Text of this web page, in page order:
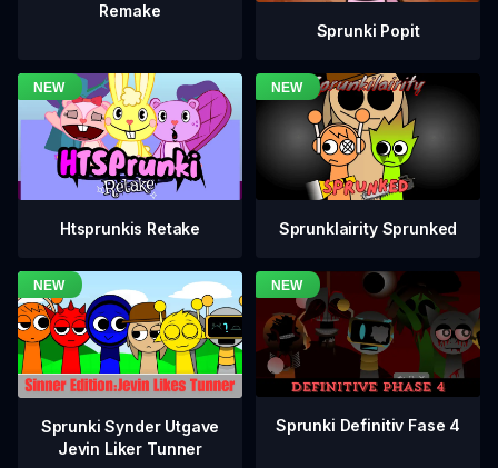
Remake
Sprunki Popit
Htsprunkis Retake Sprunklairity Sprunked
Sprunki Synder Utgave
Jevin Liker Tunner
Sprunki Definitiv Fase 4